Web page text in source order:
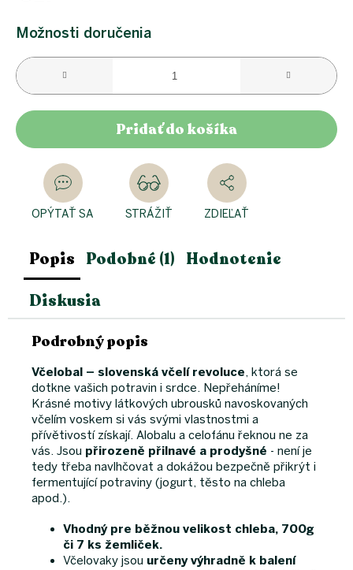
cena:
Možnosti doručenia
Pridať do košíka
OPÝTAŤ SA STRÁŽIŤ ZDIEĽAŤ
Popis Podobné (1) Hodnotenie
Diskusia
Podrobný popis
Včelobal – slovenská včelí revoluce, ktorá se
dotkne vašich potravin i srdce. Nepřeháníme!
Krásné motivy látkových ubrousků navoskovaných
včelím voskem si vás svými vlastnostmi a
přívětivostí získají. Alobalu a celofánu řeknou ne za
vás. Jsou přirozeně přilnavé a prodyšné - není je
tedy třeba navlhčovat a dokážou bezpečně přikrýt i
fermentující potraviny (jogurt, těsto na chleba
apod.).
Vhodný pre běžnou velikost chleba, 700g
či 7 ks žemliček.
Včelovaky jsou určeny výhradně k balení